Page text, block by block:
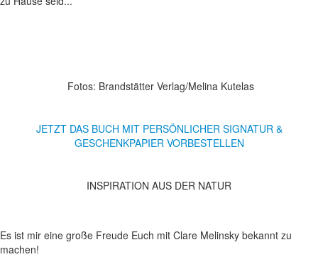
Fotos: Brandstätter Verlag/Melina Kutelas
JETZT DAS BUCH MIT PERSÖNLICHER SIGNATUR &
GESCHENKPAPIER VORBESTELLEN
INSPIRATION AUS DER NATUR
Es ist mir eine große Freude Euch mit Clare Melinsky bekannt zu
machen!